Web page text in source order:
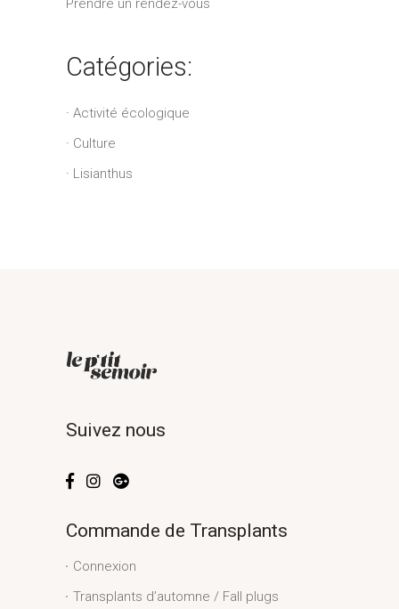
Prendre un rendez-vous
Catégories:
Activité écologique
Culture
Lisianthus
Suivez nous
Commande de Transplants
Connexion
Transplants d’automne / Fall plugs